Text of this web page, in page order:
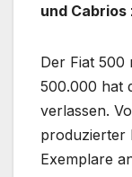
und Cabrios
Der Fiat 500
500.000 hat
verlassen.
produzierter
Exemplare